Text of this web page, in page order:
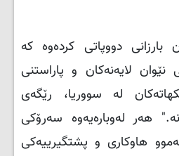
بارزانی دووپاتی کردەوە کە
لایەنەکان و پاراستنى
له‌ سووريا، رێگەی
هه‌ر له‌وباره‌يه‌وه‌ سەرۆکی
هاوكارى و پشتگيرييه‌كى